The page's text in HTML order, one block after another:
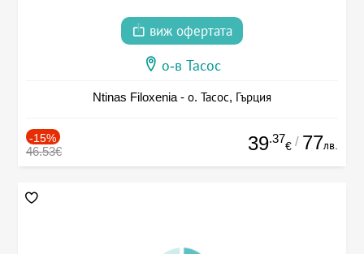
виж офертата
о-в Тасос
Ntinas Filoxenia - о. Тасос, Гърция
-15%
46.53€ 39.37
€ / 77лв.